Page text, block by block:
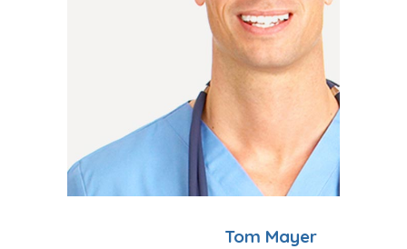
Tom Mayer